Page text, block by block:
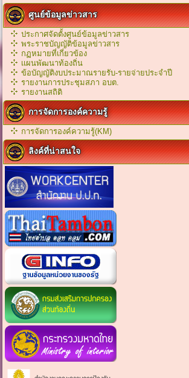
ศูนย์ข้อมูลข่าวสาร
ประกาศจัดตั้งศูนย์ข้อมูลข่าวสาร
พระราชบัญญัติข้อมูลข่าวสาร
กฏหมายที่เกี่ยวข้อง
เเผนพัฒนาท้องถิ่น
ข้อบัญญัติงบประมาณรายรับ-รายจ่ายประจำปี
รายงานการประชุมสภา อบต.
รายงานสถิติ
การจัดการองค์ความรู้
การจัดการองค์ความรู้(KM)
ลิงค์ที่น่าสนใจ